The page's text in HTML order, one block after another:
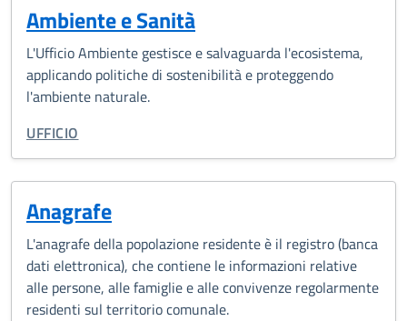
Ambiente e Sanità
L'Ufficio Ambiente gestisce e salvaguarda l'ecosistema,
applicando politiche di sostenibilità e proteggendo
l'ambiente naturale.
CATEGORIA CORRELATA:
UFFICIO
Anagrafe
L'anagrafe della popolazione residente è il registro (banca
dati elettronica), che contiene le informazioni relative
alle persone, alle famiglie e alle convivenze regolarmente
residenti sul territorio comunale.